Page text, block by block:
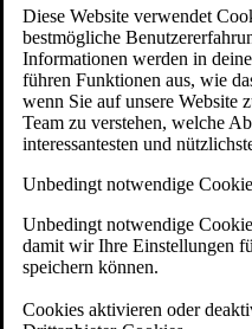
Diese Website verwendet
bestmögliche
Informationen werden in
führen Funktionen aus, wie
wenn Sie auf unsere Website
Team zu verstehen, welche
interessantesten und
Unbedingt notwendige
Unbedingt notwendige
damit wir Ihre Einstellungen
speichern können.
Cookies aktivieren oder